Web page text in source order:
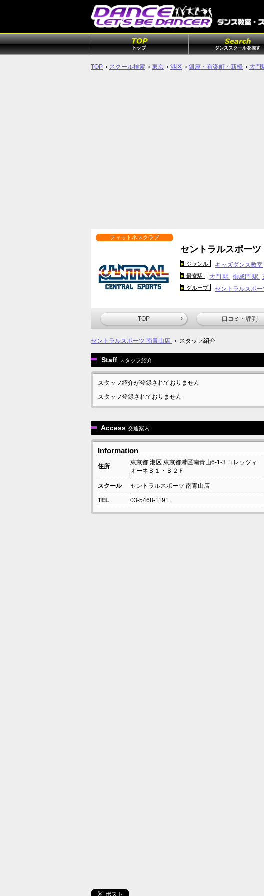
TOP スクール検索 東京 港区 銀座・有楽町・新橋 大門
フィットネスクラブ
セントラルスポー
ジャンル キッズダンス教室
最寄駅 大門 駅 御成門 駅
グループ セントラルスポ
TOP 口コミ・評判
セントラルスポーツ 南青山店 スタッフ紹介
Staff スタッフ紹介
スタッフ紹介が登録されておりません
スタッフ登録されておりません
Access 交通案内
Information
住所
東京都 港区 東京都港区南青山6-1-3 コレッツィ
オーネＢ１・Ｂ２Ｆ
スクール セントラルスポーツ 南青山店
TEL 03-5468-1191